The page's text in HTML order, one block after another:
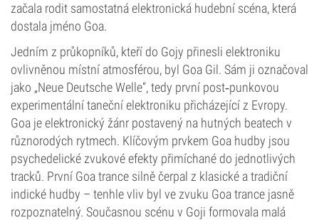
začala rodit samostatná elektronická hudební scéna, která
dostala jméno Goa.
Jedním z průkopníků, kteří do Gojy přinesli elektroniku
ovlivněnou místní atmosférou, byl Goa Gil. Sám ji označoval
jako „Neue Deutsche Welle“, tedy první post‑punkovou
experimentální taneční elektroniku přicházející z Evropy.
Goa je elektronický žánr postavený na hutných beatech v
různorodých rytmech. Klíčovým prvkem Goa hudby jsou
psychedelické zvukové efekty přimíchané do jednotlivých
tracků. První Goa trance silně čerpal z klasické a tradiční
indické hudby – tenhle vliv byl ve zvuku Goa trance jasně
rozpoznatelný. Současnou scénu v Goji formovala malá